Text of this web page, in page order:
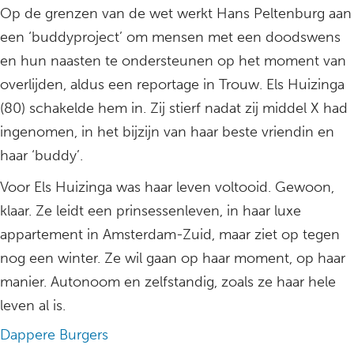
Op de grenzen van de wet werkt Hans Peltenburg aan
een ‘buddyproject’ om mensen met een doodswens
en hun naasten te ondersteunen op het moment van
overlijden, aldus een reportage in Trouw. Els Huizinga
(80) schakelde hem in. Zij stierf nadat zij middel X had
ingenomen, in het bijzijn van haar beste vriendin en
haar ‘buddy’.
Voor Els Huizinga was haar leven voltooid. Gewoon,
klaar. Ze leidt een prinsessenleven, in haar luxe
appartement in Amsterdam-Zuid, maar ziet op tegen
nog een winter. Ze wil gaan op haar moment, op haar
manier. Autonoom en zelfstandig, zoals ze haar hele
leven al is.
Dappere Burgers